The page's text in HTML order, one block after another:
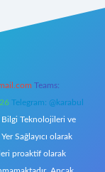
betexper.xyz
Teams:
Telegram: @karabul
Bilgi Teknolojileri ve
Sağlayıcı olarak
proaktif olarak